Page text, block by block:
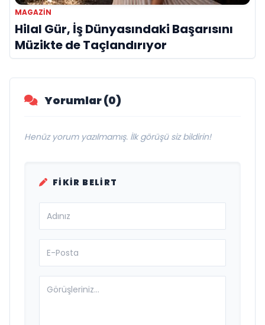
MAGAZIN
Hilal Gür, İş Dünyasındaki Başarısını
Müzikte de Taçlandırıyor
Yorumlar (0)
Henüz yorum yazılmamış. İlk görüşü siz bildirin!
FIKIR BELIRT